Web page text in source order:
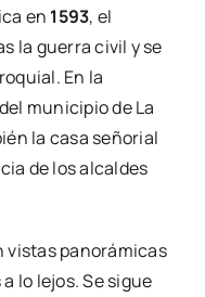
en 1593, el
la guerra civil y se
En la
municipio de La
la casa señorial
de los alcaldes
vistas panorámicas
lo lejos. Se sigue